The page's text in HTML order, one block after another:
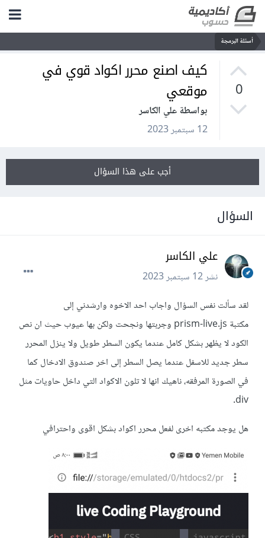
أسئلة البرمجة
0
كيف اصنع محرر اكواد قوي في
موقعي
بواسطة علي الكاسر
12 سبتمبر 2023
أجب على هذا السؤال
السؤال
علي الكاسر
نشر12 سبتمبر 2023
لقد سألت نفس السؤال واجاب احد الاخوه وارشدني إلى
مكتبة prism-live.js وجربتها ونجحت ولكن بها عيوب حيث ان نص
الكود لا يظهر بشكل كامل عندما يكون السطر طويل ولا ينزل المحرر
سطر جديد للاسفل عندما يصل السطر إلى اخر صندوق الادخال كما
في الصورة المرفقه، ناهيك انها لا تلون الاكواد التي داخل حاويات مثل
div.
هل يوجد مكتبه اخرى لفعل محرر اكواد بشكل اقوى واحترافي